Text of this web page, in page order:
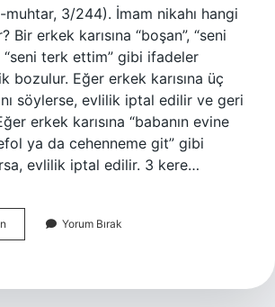
muhtar, 3/244). İmam nikahı hangi
Bir erkek karısına “boşan”, “seni
“seni terk ettim” gibi ifadeler
bozulur. Eğer erkek karısına üç
söylerse, evlilik iptal edilir ve geri
erkek karısına “babanın evine
ya da cehenneme git” gibi
evlilik iptal edilir. 3 kere…
Nikahı
Boş
Yorum Bırak